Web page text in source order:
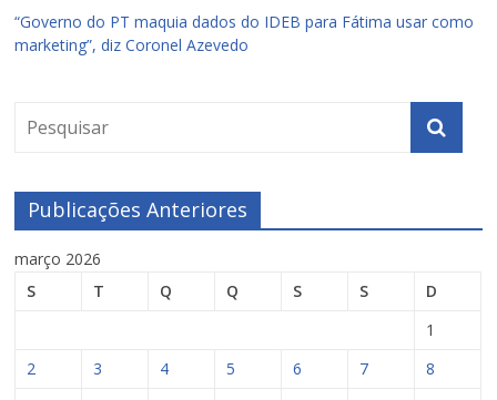
“Governo do PT maquia dados do IDEB para Fátima usar como
marketing”, diz Coronel Azevedo
Publicações Anteriores
março 2026
S
T Q Q S S
D
1
2
3 4 5 6 7
8